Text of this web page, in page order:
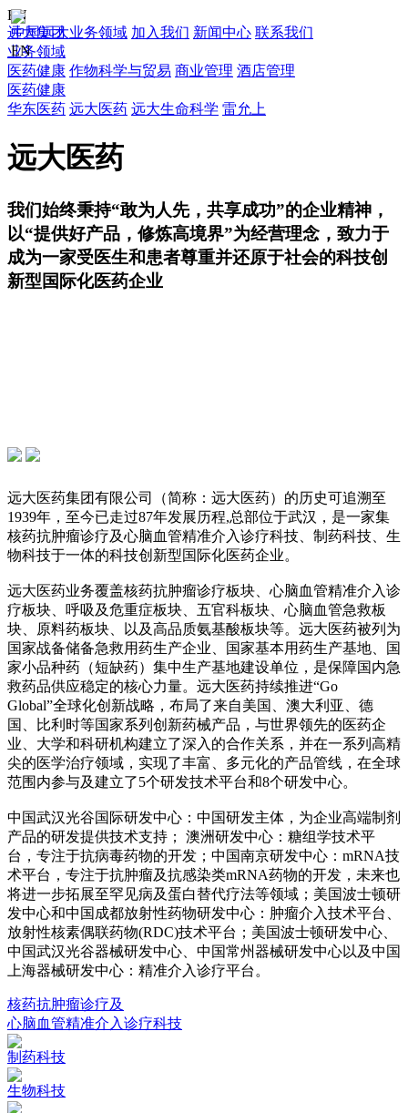
EN
远大集团 业务领域 加入我们 新闻中心 联系我们
业务领域
医药健康 作物科学与贸易 商业管理 酒店管理
医药健康
华东医药 远大医药 远大生命科学 雷允上
中国远大
EN
远大医药
我们始终秉持“敢为人先，共享成功”的企业精神，
以“提供好产品，修炼高境界”为经营理念，致力于
成为一家受医生和患者尊重并还原于社会的科技创
新型国际化医药企业
远大医药集团有限公司（简称：远大医药）的历史可追溯至
1939年，至今已走过87年发展历程,总部位于武汉，是一家集
核药抗肿瘤诊疗及心脑血管精准介入诊疗科技、制药科技、生
物科技于一体的科技创新型国际化医药企业。
远大医药业务覆盖核药抗肿瘤诊疗板块、心脑血管精准介入诊
疗板块、呼吸及危重症板块、五官科板块、心脑血管急救板
块、原料药板块、以及高品质氨基酸板块等。远大医药被列为
国家战备储备急救用药生产企业、国家基本用药生产基地、国
家小品种药（短缺药）集中生产基地建设单位，是保障国内急
救药品供应稳定的核心力量。远大医药持续推进“Go
Global”全球化创新战略，布局了来自美国、澳大利亚、德
国、比利时等国家系列创新药械产品，与世界领先的医药企
业、大学和科研机构建立了深入的合作关系，并在一系列高精
尖的医学治疗领域，实现了丰富、多元化的产品管线，在全球
范围内参与及建立了5个研发技术平台和8个研发中心。
中国武汉光谷国际研发中心：中国研发主体，为企业高端制剂
产品的研发提供技术支持； 澳洲研发中心：糖组学技术平
台，专注于抗病毒药物的开发；中国南京研发中心：mRNA技
术平台，专注于抗肿瘤及抗感染类mRNA药物的开发，未来也
将进一步拓展至罕见病及蛋白替代疗法等领域；美国波士顿研
发中心和中国成都放射性药物研发中心：肿瘤介入技术平台、
放射性核素偶联药物(RDC)技术平台；美国波士顿研发中心、
中国武汉光谷器械研发中心、中国常州器械研发中心以及中国
上海器械研发中心：精准介入诊疗平台。
核药抗肿瘤诊疗及
心脑血管精准介入诊疗科技
制药科技
生物科技